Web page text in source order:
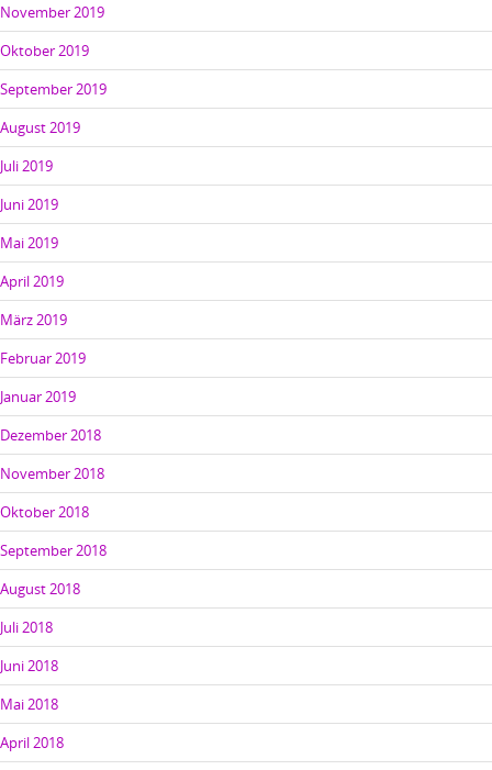
November 2019
Oktober 2019
September 2019
August 2019
Juli 2019
Juni 2019
Mai 2019
April 2019
März 2019
Februar 2019
Januar 2019
Dezember 2018
November 2018
Oktober 2018
September 2018
August 2018
Juli 2018
Juni 2018
Mai 2018
April 2018